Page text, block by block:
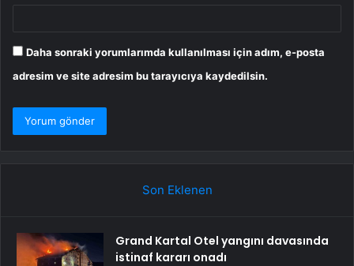
Daha sonraki yorumlarımda kullanılması için adım, e-posta
adresim ve site adresim bu tarayıcıya kaydedilsin.
Son Eklenen
Grand Kartal Otel yangını davasında
istinaf kararı onadı